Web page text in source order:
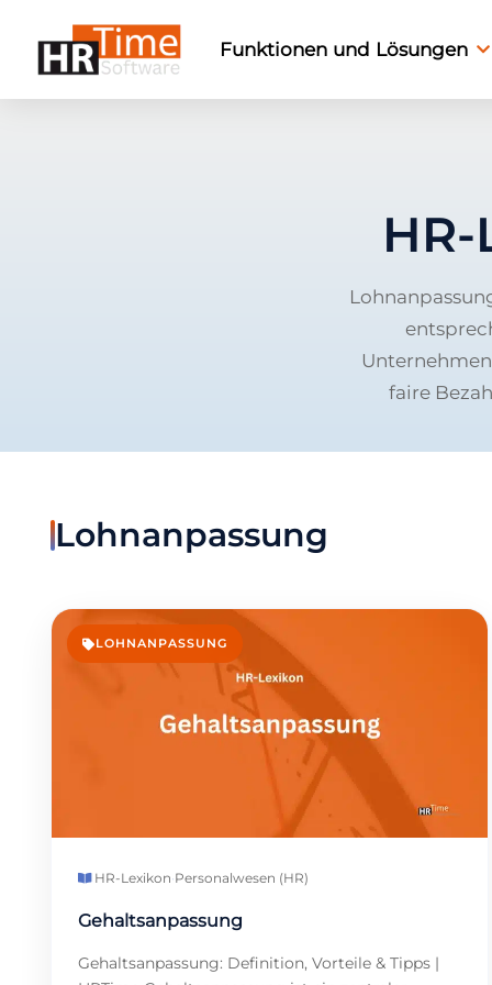
Funktionen und Lösungen
faire
Lohnanpassung
LOHNANPASSUNG
HR-Lexikon·Personalwesen (HR)
Gehaltsanpassung
Gehaltsanpassung: Definition, Vorteile & Tipps |